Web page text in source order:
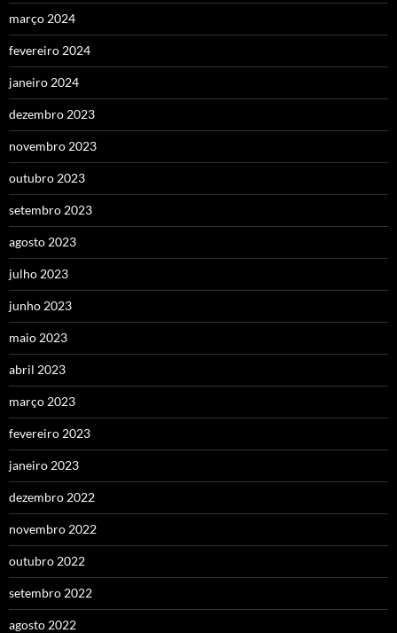
março 2024
fevereiro 2024
janeiro 2024
dezembro 2023
novembro 2023
outubro 2023
setembro 2023
agosto 2023
julho 2023
junho 2023
maio 2023
abril 2023
março 2023
fevereiro 2023
janeiro 2023
dezembro 2022
novembro 2022
outubro 2022
setembro 2022
agosto 2022